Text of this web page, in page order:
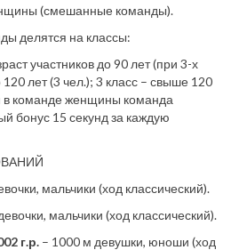
(смешанные команды).
делятся на классы:
участников до 90 лет (при 3-х
120 лет (3 чел.); 3 класс – свыше 120
в команде женщины команда
бонус 15 секунд за каждую
мальчики (ход классический).
мальчики (ход классический).
г.р. – 1000 м девушки, юноши (ход